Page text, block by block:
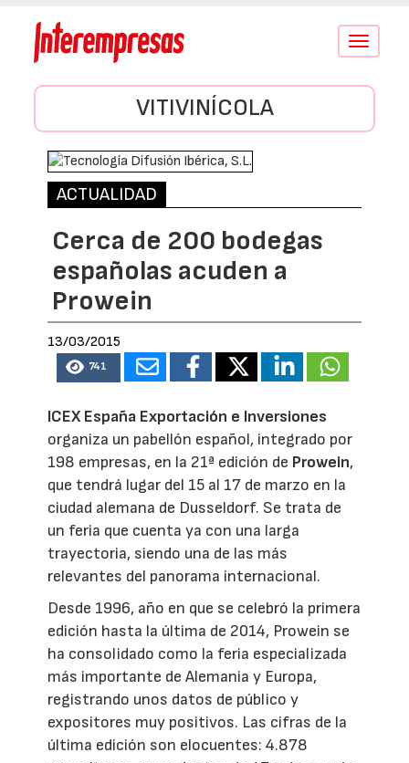
Conmutar
VITIVINÍCOLA
ACTUALIDAD
Cerca de 200 bodegas
españolas acuden a
Prowein
13/03/2015
741
ICEX España Exportación e Inversiones
organiza un pabellón español, integrado por
198 empresas, en la 21ª edición de Prowein,
que tendrá lugar del 15 al 17 de marzo en la
ciudad alemana de Dusseldorf. Se trata de
un feria que cuenta ya con una larga
trayectoria, siendo una de las más
relevantes del panorama internacional.
Desde 1996, año en que se celebró la primera
edición hasta la última de 2014, Prowein se
ha consolidado como la feria especializada
más importante de Alemania y Europa,
registrando unos datos de público y
expositores muy positivos. Las cifras de la
última edición son elocuentes: 4.878